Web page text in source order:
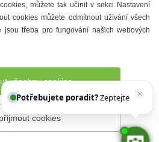
muzeum a galerie
meníčka
Správce webu
můžete tak učinit v sekci Nastavení
cookies můžete odmítnout užívání všech
jsou třeba pro fungování našich webových
všechny cookies
cookies
poradit?Zeptejte se našeho